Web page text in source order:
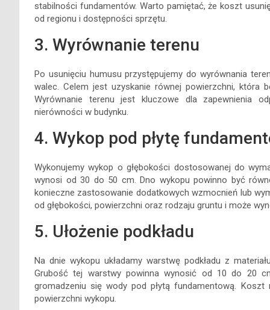
stabilności fundamentów. Warto pamiętać, że koszt
od regionu i dostępności sprzętu.
3. Wyrównanie terenu
Po usunięciu humusu przystępujemy do wyrównania
walec. Celem jest uzyskanie równej powierzchni, która
Wyrównanie terenu jest kluczowe dla zapewnienia
nierówności w budynku.
4. Wykop pod płytę
Wykonujemy wykop o głębokości dostosowanej do
wynosi od 30 do 50 cm. Dno wykopu powinno być
konieczne zastosowanie dodatkowych wzmocnień lub
od głębokości, powierzchni oraz rodzaju gruntu i może
5. Ułożenie podkładu
Na dnie wykopu układamy warstwę podkładu z
Grubość tej warstwy powinna wynosić od 10 do 20
gromadzeniu się wody pod płytą fundamentową.
powierzchni wykopu.